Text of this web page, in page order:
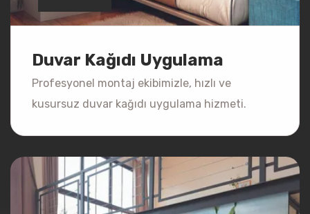
Duvar Kağıdı Uygulama
Profesyonel montaj ekibimizle, hızlı ve
kusursuz duvar kağıdı uygulama hizmeti.